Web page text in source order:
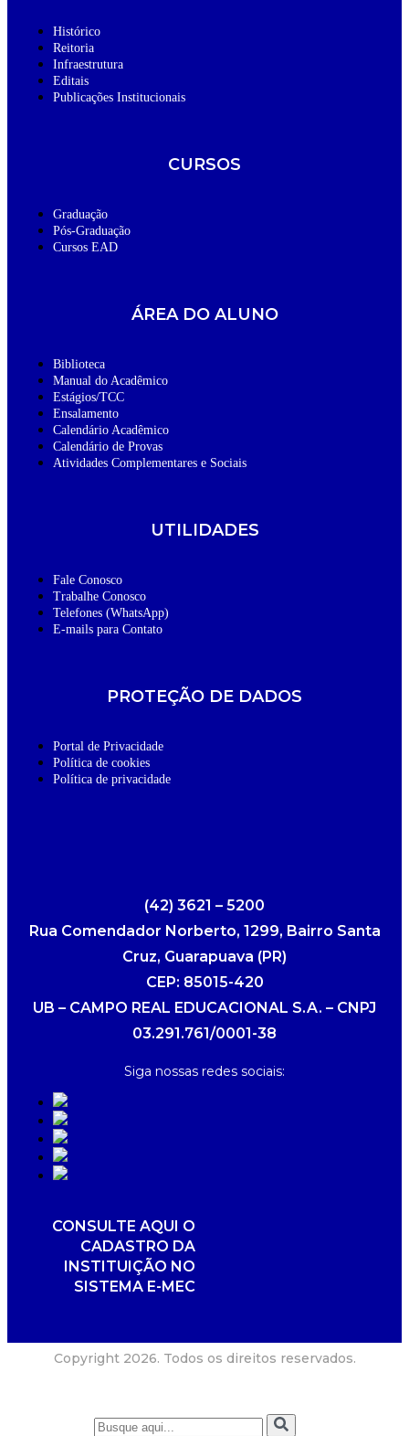
Histórico
Reitoria
Infraestrutura
Editais
Publicações Institucionais
CURSOS
Graduação
Pós-Graduação
Cursos EAD
ÁREA DO ALUNO
Biblioteca
Manual do Acadêmico
Estágios/TCC
Ensalamento
Calendário Acadêmico
Calendário de Provas
Atividades Complementares e Sociais
UTILIDADES
Fale Conosco
Trabalhe Conosco
Telefones (WhatsApp)
E-mails para Contato
PROTEÇÃO DE DADOS
Portal de Privacidade
Política de cookies
Política de privacidade
(42) 3621 – 5200
Rua Comendador Norberto, 1299, Bairro Santa
Cruz, Guarapuava (PR)
CEP: 85015-420
UB – CAMPO REAL EDUCACIONAL S.A. – CNPJ
03.291.761/0001-38
Siga nossas redes sociais:
CONSULTE AQUI O
CADASTRO DA
INSTITUIÇÃO NO
SISTEMA E-MEC
Copyright 2026. Todos os direitos reservados.